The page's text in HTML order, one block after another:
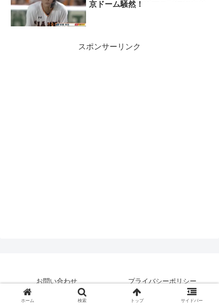
京ドーム騒然！
スポンサーリンク
お問い合わせ
プライバシーポリシー
© 2019 はいえんどとぴっくす.
ホーム 検索 トップ サイドバー